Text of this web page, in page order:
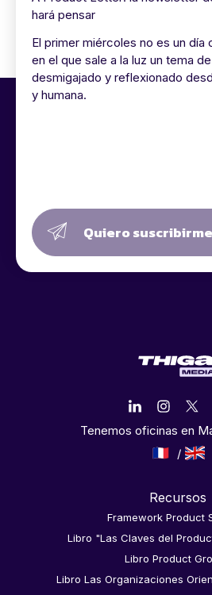
hará pensar
El primer miércoles no es un día
en el que sale a la luz un tema
desmigajado y reflexionado
y humana.
Quiero suscribirme
Tenemos oficinas en
Recursos
Framework Product
Libro "Las Claves del
Libro Product
Libro Las Organizaciones